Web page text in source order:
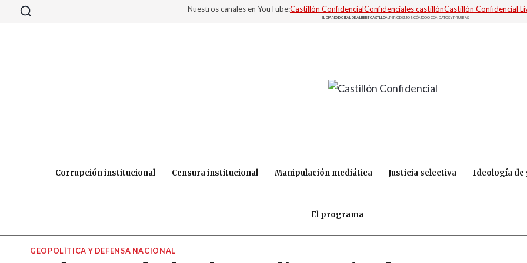
Saltar
Nuestros canales en YouTube:Castillón ConfidencialConfidenciales castillónCastillón Confidencial
EL DIARIO DIGITAL DE ALBERT CASTILLÓN. PERIODISMO INCÓMODO CON DATOS Y PRUEBAS
Corrupción institucional Censura institucional Manipulación mediática Justicia selectiva Ideología de
El programa
GEOPOLÍTICA Y DEFENSA NACIONAL